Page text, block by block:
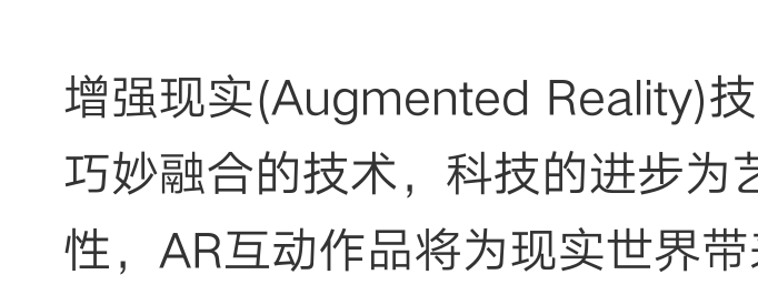
增强现实(Augmented Reality)
巧妙融合的技术，科技的进步为
性，AR互动作品将为现实世界